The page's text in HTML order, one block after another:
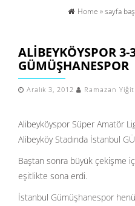
Home »sayfa
ALIBEYKÖYSPOR
GÜMÜŞHANESPOR
Aralık 3, 2012 Ramazan Yiğit
Alibeyköyspor Süper Amatör
Alibeyköy Stadında İstanbul
Baştan sonra büyük çekişme
eşitlikte sona erdi.
İstanbul Gümüşhanespor